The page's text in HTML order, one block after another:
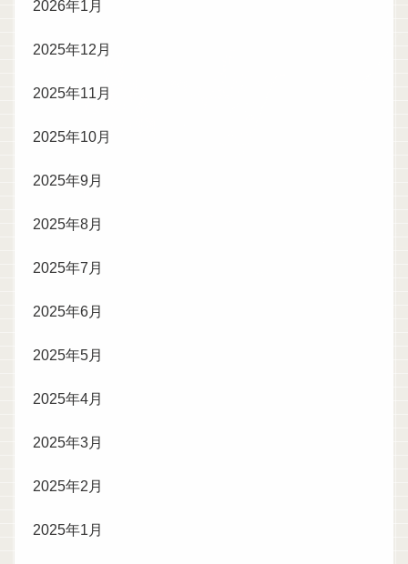
2026年1月
2025年12月
2025年11月
2025年10月
2025年9月
2025年8月
2025年7月
2025年6月
2025年5月
2025年4月
2025年3月
2025年2月
2025年1月